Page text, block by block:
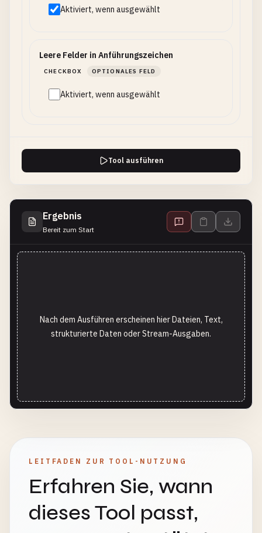
Aktiviert, wenn ausgewählt
Leere Felder in Anführungszeichen
CHECKBOX OPTIONALES FELD
Aktiviert, wenn ausgewählt
Tool ausführen
Ergebnis
Bereit zum Start
Nach dem Ausführen erscheinen hier Dateien, Text,
strukturierte Daten oder Stream-Ausgaben.
LEITFADEN ZUR TOOL-NUTZUNG
Erfahren Sie, wann
dieses Tool passt,